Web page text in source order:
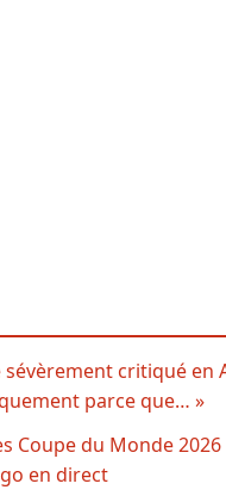
sévèrement critiqué en
parce que… »
Coupe du Monde 2026
en direct